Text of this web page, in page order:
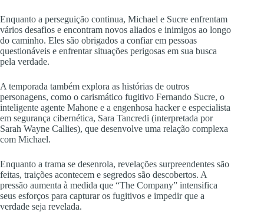
Enquanto a perseguição continua, Michael e Sucre enfrentam
vários desafios e encontram novos aliados e inimigos ao longo
do caminho. Eles são obrigados a confiar em pessoas
questionáveis e enfrentar situações perigosas em sua busca
pela verdade.
A temporada também explora as histórias de outros
personagens, como o carismático fugitivo Fernando Sucre, o
inteligente agente Mahone e a engenhosa hacker e especialista
em segurança cibernética, Sara Tancredi (interpretada por
Sarah Wayne Callies), que desenvolve uma relação complexa
com Michael.
Enquanto a trama se desenrola, revelações surpreendentes são
feitas, traições acontecem e segredos são descobertos. A
pressão aumenta à medida que “The Company” intensifica
seus esforços para capturar os fugitivos e impedir que a
verdade seja revelada.